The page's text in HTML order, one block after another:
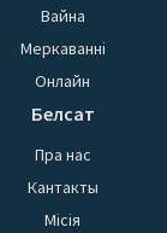
Вайна
Меркаванні
Онлайн
Белсат
Пра нас
Кантакты
Місія